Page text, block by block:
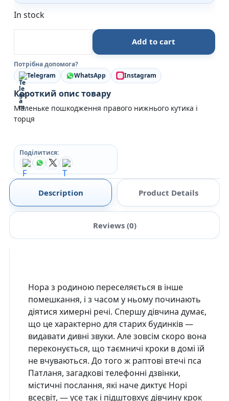
In stock
Дивовижна історія Аґнес Сесилії - Марія Ґріпе
Add to cart
Потрібна допомога?
Telegram
WhatsApp Instagram
Короткий опис товару
Маленьке пошкодження правого нижнього кутика і
торця
Поділитися:
Description Product Details
Reviews (0)
Нора з родиною переселяється в інше
помешкання, і з часом у ньому починають
діятися химерні речі. Спершу дівчина думає,
що це характерно для старих будинків —
видавати дивні звуки. Але зовсім скоро вона
переконується, що таємничі кроки в домі їй
не вчуваються. До того ж раптові втечі пса
Патланя, загадкові телефонні дзвінки,
містичні послання, які наче диктує Норі
всесвіт, — усе так і підштовхує дівчину крок